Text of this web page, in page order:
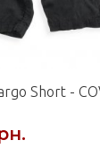
Short -